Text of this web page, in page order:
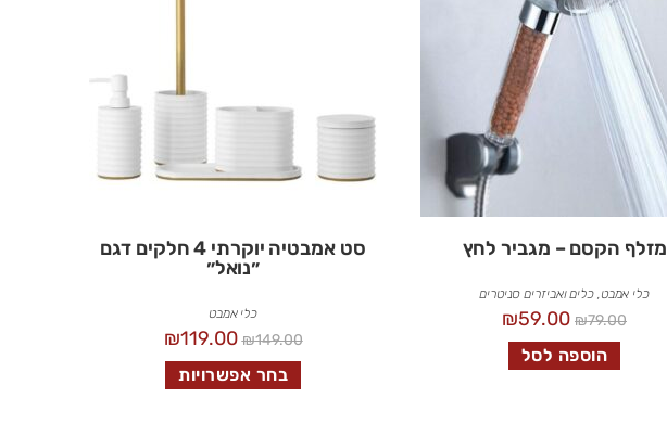
מזלף הקסם – מגביר לחץ
כלי אמבט,כלים ואביזרים סניטרים
₪79.00
₪59.00
הוספה לסל
סט אמבטיה יוקרתי 4 חלקים דגם
״נואל״
כלי אמבט
₪149.00
₪119.00
בחר אפשרויות